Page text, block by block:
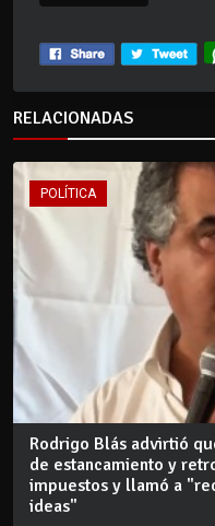
RELACIONADAS
POLÍTICA
Rodrigo Blás advirtió
de estancamiento y
impuestos y llamó a
ideas"